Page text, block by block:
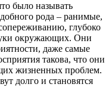
было называть
рода – ранимые,
глубоко
окружающих. Они
даже самые
такова, что они
жизненных проблем.
долго и становятся